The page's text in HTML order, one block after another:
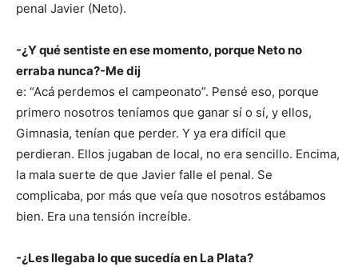
penal Javier (Neto).
-¿Y qué sentiste en ese momento, porque Neto no
erraba nunca?-Me dij
e: “Acá perdemos el campeonato”. Pensé eso, porque
primero nosotros teníamos que ganar sí o sí, y ellos,
Gimnasia, tenían que perder. Y ya era difícil que
perdieran. Ellos jugaban de local, no era sencillo. Encima,
la mala suerte de que Javier falle el penal. Se
complicaba, por más que veía que nosotros estábamos
bien. Era una tensión increíble.
-¿Les llegaba lo que sucedía en La Plata?